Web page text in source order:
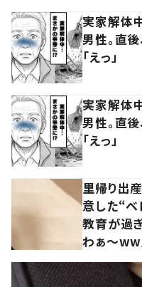
実家解体
男性。直
「えっ」
実家解体
男性。直
「えっ」
里帰り出
意した“
教育が過
わぁ～ww